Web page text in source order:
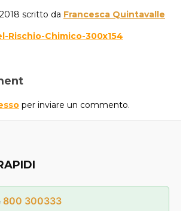
scritto da Francesca Quintavalle
per inviare un commento.
800 300333